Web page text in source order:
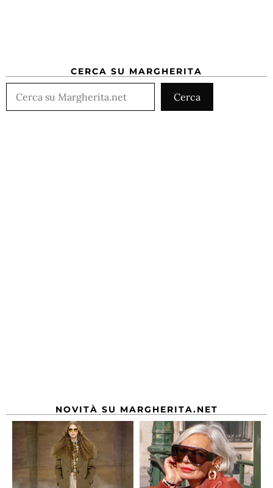
CERCA SU MARGHERITA
Cerca
NOVITÀ SU MARGHERITA.NET